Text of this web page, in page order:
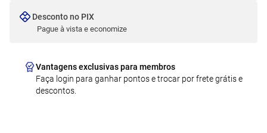
Desconto no PIX
Pague à vista e economize
Vantagens exclusivas para membros
Faça login para ganhar pontos e trocar por frete grátis e
descontos.